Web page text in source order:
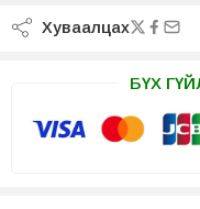
Хуваалцах
БҮХ